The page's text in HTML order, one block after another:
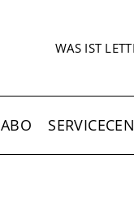
WAS IST
ABO